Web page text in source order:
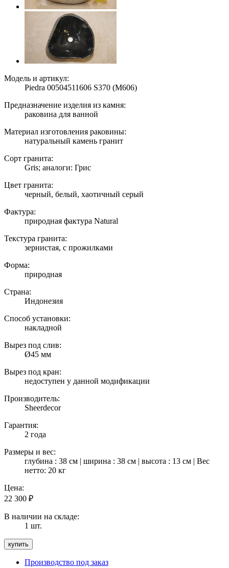
Модель и артикул:
Piedra 00504511606 S370 (M606)
Предназначение изделия из камня:
раковина для ванной
Материал изготовления раковины:
натуральный камень гранит
Сорт гранита:
Gris; аналоги: Грис
Цвет гранита:
черный, белый, хаотичный серый
Фактура:
природная фактура Natural
Текстура гранита:
зернистая, с прожилками
Форма:
природная
Страна:
Индонезия
Способ установки:
накладной
Вырез под слив:
Ø45 мм
Вырез под кран:
недоступен у данной модификации
Производитель:
Sheerdecor
Гарантия:
2 года
Размеры и вес:
глубина : 38 см | ширина : 38 см | высота : 13 см | Вес
нетто: 20 кг
Цена:
22 300 ₽
В наличии на складе:
1 шт.
Производство под заказ